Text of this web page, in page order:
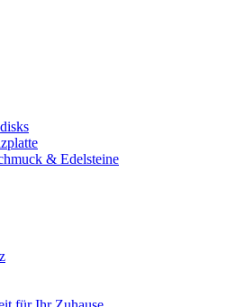
& Edelsteine